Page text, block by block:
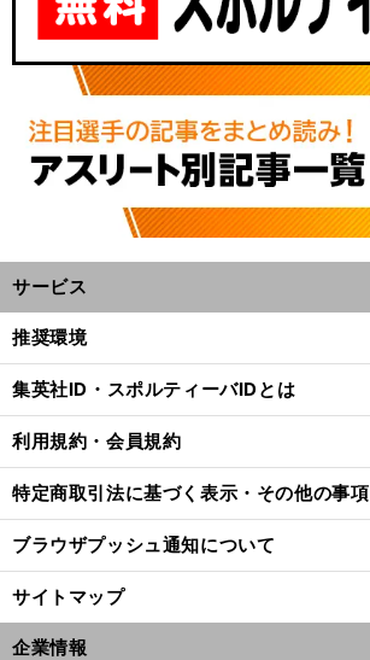
サービス
推奨環境
集英社ID・スポルティーバIDとは
利用規約・会員規約
特定商取引法に基づく表示・その他の事項
ブラウザプッシュ通知について
サイトマップ
企業情報